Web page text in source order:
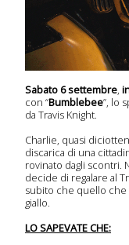
serie
Sabato 6 settembre,
con “Bumblebee”, lo
da Travis Knight.
Charlie, quasi
discarica di una
rovinato dagli scontri.
decide di regalare al
subito che quello che
giallo.
LO SAPEVATE CHE: